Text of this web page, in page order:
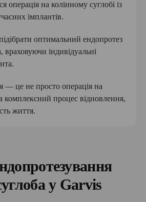
операція на колінному суглобі із
імплантів.
оптимальний ендопротез
враховуючи індивідуальні
— це не просто операція на
комплексний процес відновлення,
життя.
у Garvis